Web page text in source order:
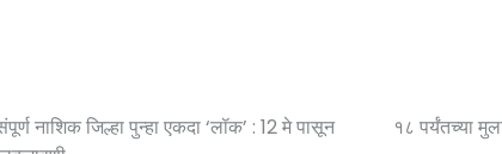
नाशिक जिल्हा पुन्हा एकदा ‘लॉक’ : 12 मे पासून
१८ पर्यंतच्या